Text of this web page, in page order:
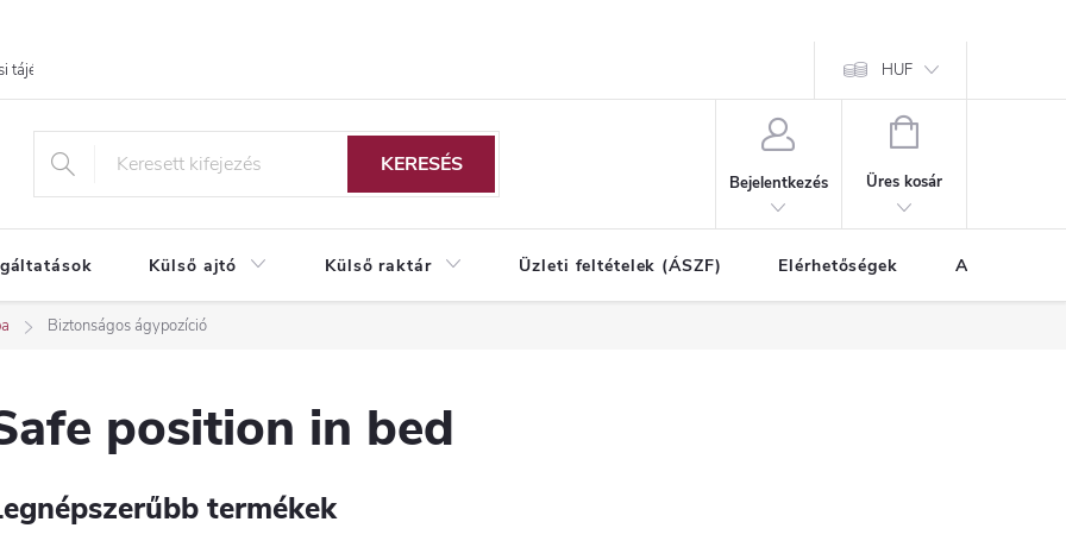
tájékoztató HUF
KERESÉS
Bejelentkezés
KOSÁR
Üres kosár
Külső ajtó Külső raktár Üzleti feltételek (ÁSZF) Elérhetőségek A vásárlás
Biztonságos ágypozíció
position in bed
termékek